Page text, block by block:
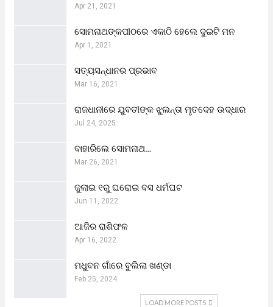
Apr 21, 2021
ସୋମନାଥଙ୍କପୀଠରେ ଏକାଠି ହେଲେ ଦୁଇଟି ମନ
Apr 1, 2021
ସତ୍ୟସନ୍ଧାନର ପ୍ରଭାବ
Mar 16, 2021
ରାଜଧାନୀରେ ଯୁବତୀଙ୍କ ଝୁଲନ୍ତା ମୃତଦେହ ଉଦ୍ଧାର
Jul 24, 2025
ବାହାରିଲେ ସୋମନାଥ…
Mar 26, 2021
ଜୁଲାଇ ୧ରୁ ଘରୋଇ ବସ ଧର୍ମଘଟ
Jun 11, 2022
ଆଜିର ରାଶିଫଳ
Apr 16, 2022
ମଧୁବନ ଗାଁରେ ବୁଲିଲା ଖଣ୍ଡା
Feb 25, 2024
LOAD MORE POSTS